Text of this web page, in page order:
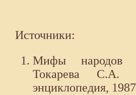
Источники:
Мифы народов
Токарева С.А.
энциклопедия,